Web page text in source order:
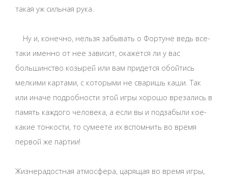
такая уж сильная рука.
Ну и, конечно, нельзя забывать о Фортуне ведь все-
таки именно от нее зависит, окажется ли у вас
большинство козырей или вам придется обойтись
мелкими картами, с которыми не сваришь каши. Так
или иначе подробности этой игры хорошо врезались в
память каждого человека, а если вы и подзабыли кое-
какие тонкости, то сумеете их вспомнить во время
первой же партии!
Жизнерадостная атмосфера, царящая во время игры,